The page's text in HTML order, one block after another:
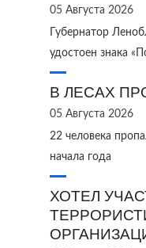
05 Августа 2026
Губернатор
удостоен знака
В ЛЕСАХ
05 Августа 2026
22 человека
начала года
ХОТЕЛ